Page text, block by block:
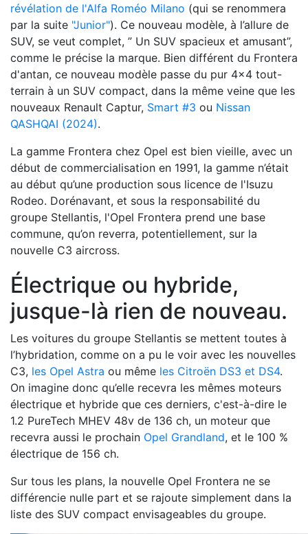
révélation de l'Alfa Roméo Milano (qui se renommera
par la suite "Junior"). Ce nouveau modèle, à l’allure de
SUV, se veut complet, ” Un SUV spacieux et amusant”,
comme le précise la marque. Bien différent du Frontera
d'antan, ce nouveau modèle passe du pur 4x4 tout-
terrain à un SUV compact, dans la même veine que les
nouveaux Renault Captur, Smart #3 ou Nissan
QASHQAI (2024).
La gamme Frontera chez Opel est bien vieille, avec un
début de commercialisation en 1991, la gamme n’était
au début qu’une production sous licence de l'Isuzu
Rodeo. Dorénavant, et sous la responsabilité du
groupe Stellantis, l'Opel Frontera prend une base
commune, qu’on reverra, potentiellement, sur la
nouvelle C3 aircross.
Électrique ou hybride,
jusque-là rien de nouveau.
Les voitures du groupe Stellantis se mettent toutes à
l’hybridation, comme on a pu le voir avec les nouvelles
C3, les Opel Astra ou même les Citroën DS3 et DS4.
On imagine donc qu’elle recevra les mêmes moteurs
électrique et hybride que ces derniers, c'est-à-dire le
1.2 PureTech MHEV 48v de 136 ch, un moteur que
recevra aussi le prochain Opel Grandland, et le 100 %
électrique de 156 ch.
Sur tous les plans, la nouvelle Opel Frontera ne se
différencie nulle part et se rajoute simplement dans la
liste des SUV compact envisageables du groupe.